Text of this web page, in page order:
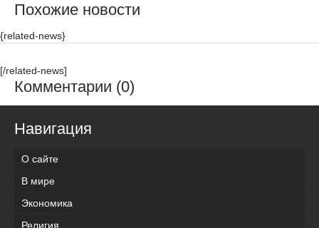
Похожие новости
{related-news}
[/related-news]
Комментарии (0)
Навигация
О сайте
В мире
Экономика
Религия